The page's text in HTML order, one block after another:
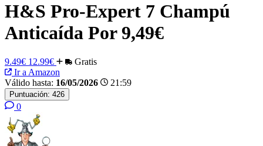
H&S Pro-Expert 7 Champú
Anticaída Por 9,49€
9.49€ 12.99€
Gratis
Ir a Amazon
Válido hasta: 16/05/2026 21:59
Puntuación: 426
0